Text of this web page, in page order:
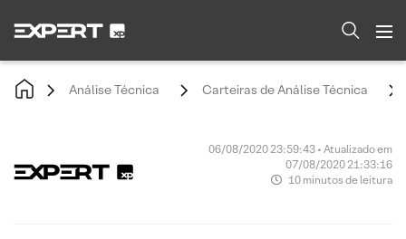
Análise Técnica Carteiras de Análise Técnica
06/08/2020 23:59:43 • Atualizado em
07/08/2020 21:33:16
10 minutos de leitura